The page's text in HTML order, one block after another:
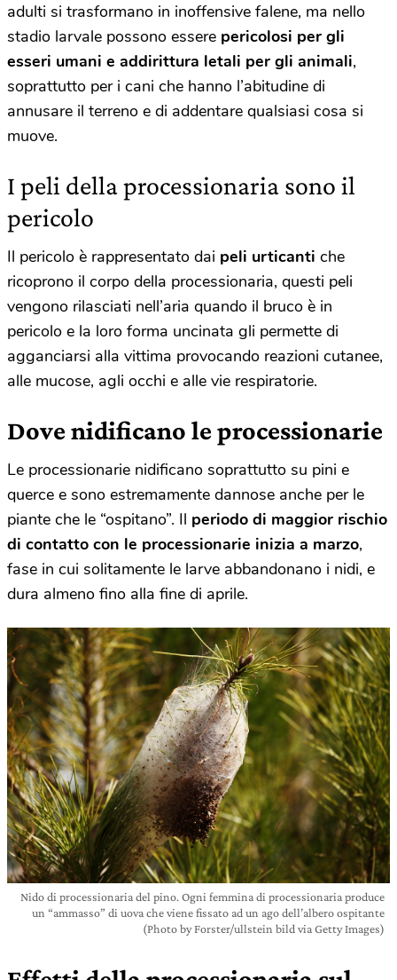
adulti si trasformano in inoffensive falene, ma nello
stadio larvale possono essere pericolosi per gli
esseri umani e addirittura letali per gli animali,
soprattutto per i cani che hanno l’abitudine di
annusare il terreno e di addentare qualsiasi cosa si
muove.
I peli della processionaria sono il
pericolo
Il pericolo è rappresentato dai peli urticanti che
ricoprono il corpo della processionaria, questi peli
vengono rilasciati nell’aria quando il bruco è in
pericolo e la loro forma uncinata gli permette di
agganciarsi alla vittima provocando reazioni cutanee,
alle mucose, agli occhi e alle vie respiratorie.
Dove nidificano le processionarie
Le processionarie nidificano soprattutto su pini e
querce e sono estremamente dannose anche per le
piante che le “ospitano”. Il periodo di maggior rischio
di contatto con le processionarie inizia a marzo,
fase in cui solitamente le larve abbandonano i nidi, e
dura almeno fino alla fine di aprile.
Nido di processionaria del pino. Ogni femmina di processionaria produce
un “ammasso” di uova che viene fissato ad un ago dell’albero ospitante
(Photo by Forster/ullstein bild via Getty Images)